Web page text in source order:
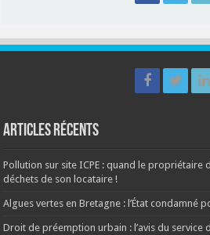
Articles récents
Pollution sur site ICPE : quand le
déchets de son locataire !
Algues vertes en Bretagne : l’État condamné
Droit de préemption urbain : l’avis du service